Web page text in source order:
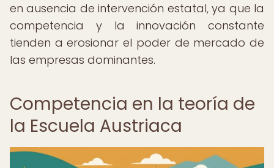
en ausencia de intervención estatal, ya que la
competencia y la innovación constante
tienden a erosionar el poder de mercado de
las empresas dominantes.
Competencia en la teoría de
la Escuela Austriaca